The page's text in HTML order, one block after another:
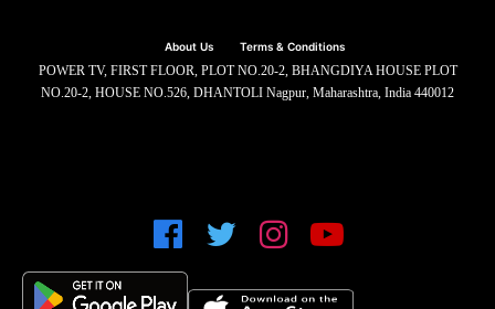
About Us Terms & Conditions
POWER TV, FIRST FLOOR, PLOT NO.20-2, BHANGDIYA HOUSE PLOT
NO.20-2, HOUSE NO.526, DHANTOLI Nagpur, Maharashtra, India 440012